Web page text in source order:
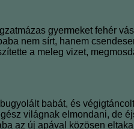
gyermeket fehér
nem sírt, hanem
a meleg vizet,
babát, és
világnak elmondani, de
az új apával közösen